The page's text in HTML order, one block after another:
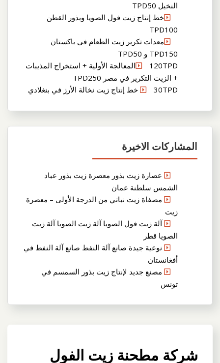
النخيل TPD50
خط إنتاج زيت فول الصويا وبذور القطن
TPD100
معدات تكرير زيت الطعام في باكستان
TPD150 و TPD50
120TPDالمعالجة الأولية + استخراج المذيبات
+ الزيت التكرير في مصر TPD250
30TPD خط إنتاج زيت نخالة الأرز في بنغلادي
المشاركات الاخيرة
عصارة زيت بذور معصرة زيت بذور عباد
الشمس سلطنة عمان
مصفاة زيت نباتي من الدرجة الأولى – معصرة
زيت
آلة زيت فول الصويا آلة زيت الصويا آلة زيت
الصويا قطر
نوعية جيدة صانع آلة النفط صانع آلة النفط في
أفغانستان
مصنع جديد لإنتاج زيت بذور السمسم في
تونس
شركة مطحنة زيت الفول